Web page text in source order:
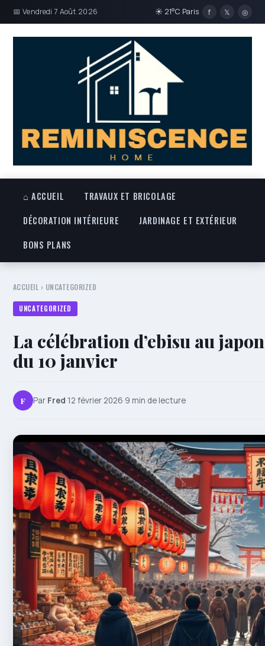
📅 Vendredi 7 Août 2026 ☀ 21°C Paris f 𝕏 ◎
⌂ ACCUEIL
TRAVAUX ET BRICOLAGE
DÉCORATION INTÉRIEURE
JARDINAGE ET EXTÉRIEUR
BONS PLANS
ACCUEIL › UNCATEGORIZED
UNCATEGORIZED
La célébration d’ebisu au
du 10 janvier
F Par Fred·12 février 2026·9 min de lecture